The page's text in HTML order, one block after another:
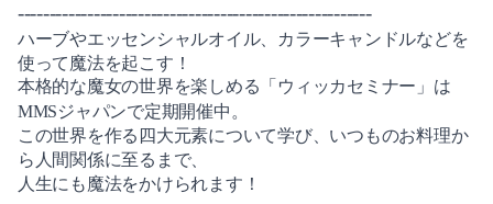
2019-04（4）
2019-03（2）
2019-02（2）
2019-01（2）
2019-11（1）
2019-09（2）
--------------------------------------------------------
ハーブやエッセンシャルオイル、カラーキャンドルなどを
使って魔法を起こす！
本格的な魔女の世界を楽しめる「ウィッカセミナー」は
MMSジャパンで定期開催中。
この世界を作る四大元素について学び、いつものお料理か
ら人間関係に至るまで、
人生にも魔法をかけられます！